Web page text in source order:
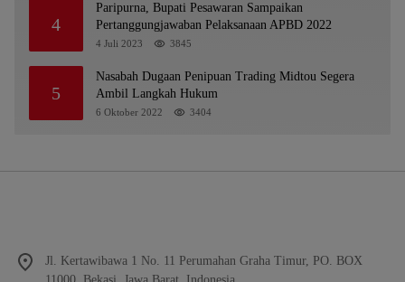
4
Paripurna, Bupati Pesawaran Sampaikan
Pertanggungjawaban Pelaksanaan APBD 2022
4 Juli 2023 3845
5
Nasabah Dugaan Penipuan Trading Midtou Segera
Ambil Langkah Hukum
6 Oktober 2022 3404
Jl. Kertawibawa 1 No. 11 Perumahan Graha Timur, PO. BOX